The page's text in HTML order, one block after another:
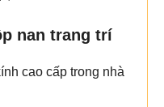
nan trang trí
cao cấp trong nhà